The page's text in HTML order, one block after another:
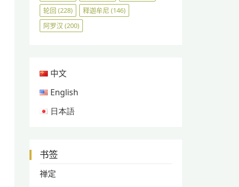
轮回 (228) 释迦牟尼 (146)
阿罗汉 (200)
中文
English
日本語
书签
禅定